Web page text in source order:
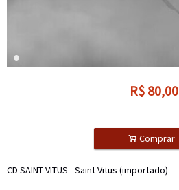
R$ 80,00
. Comprar
CD SAINT VITUS - Saint Vitus (importado)